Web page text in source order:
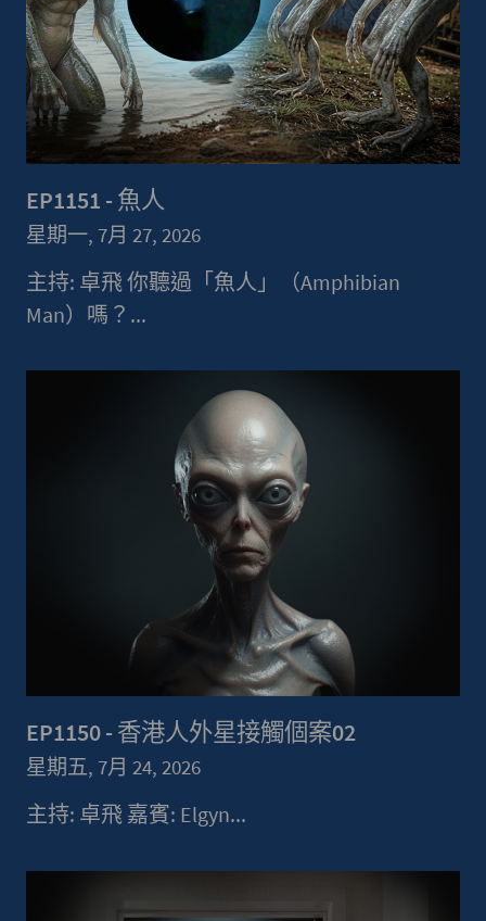
EP1151 - 魚人
星期一, 7月 27, 2026
主持: 卓飛 你聽過「魚人」（Amphibian
Man）嗎？...
EP1150 - 香港人外星接觸個案02
星期五, 7月 24, 2026
主持: 卓飛 嘉賓: Elgyn...